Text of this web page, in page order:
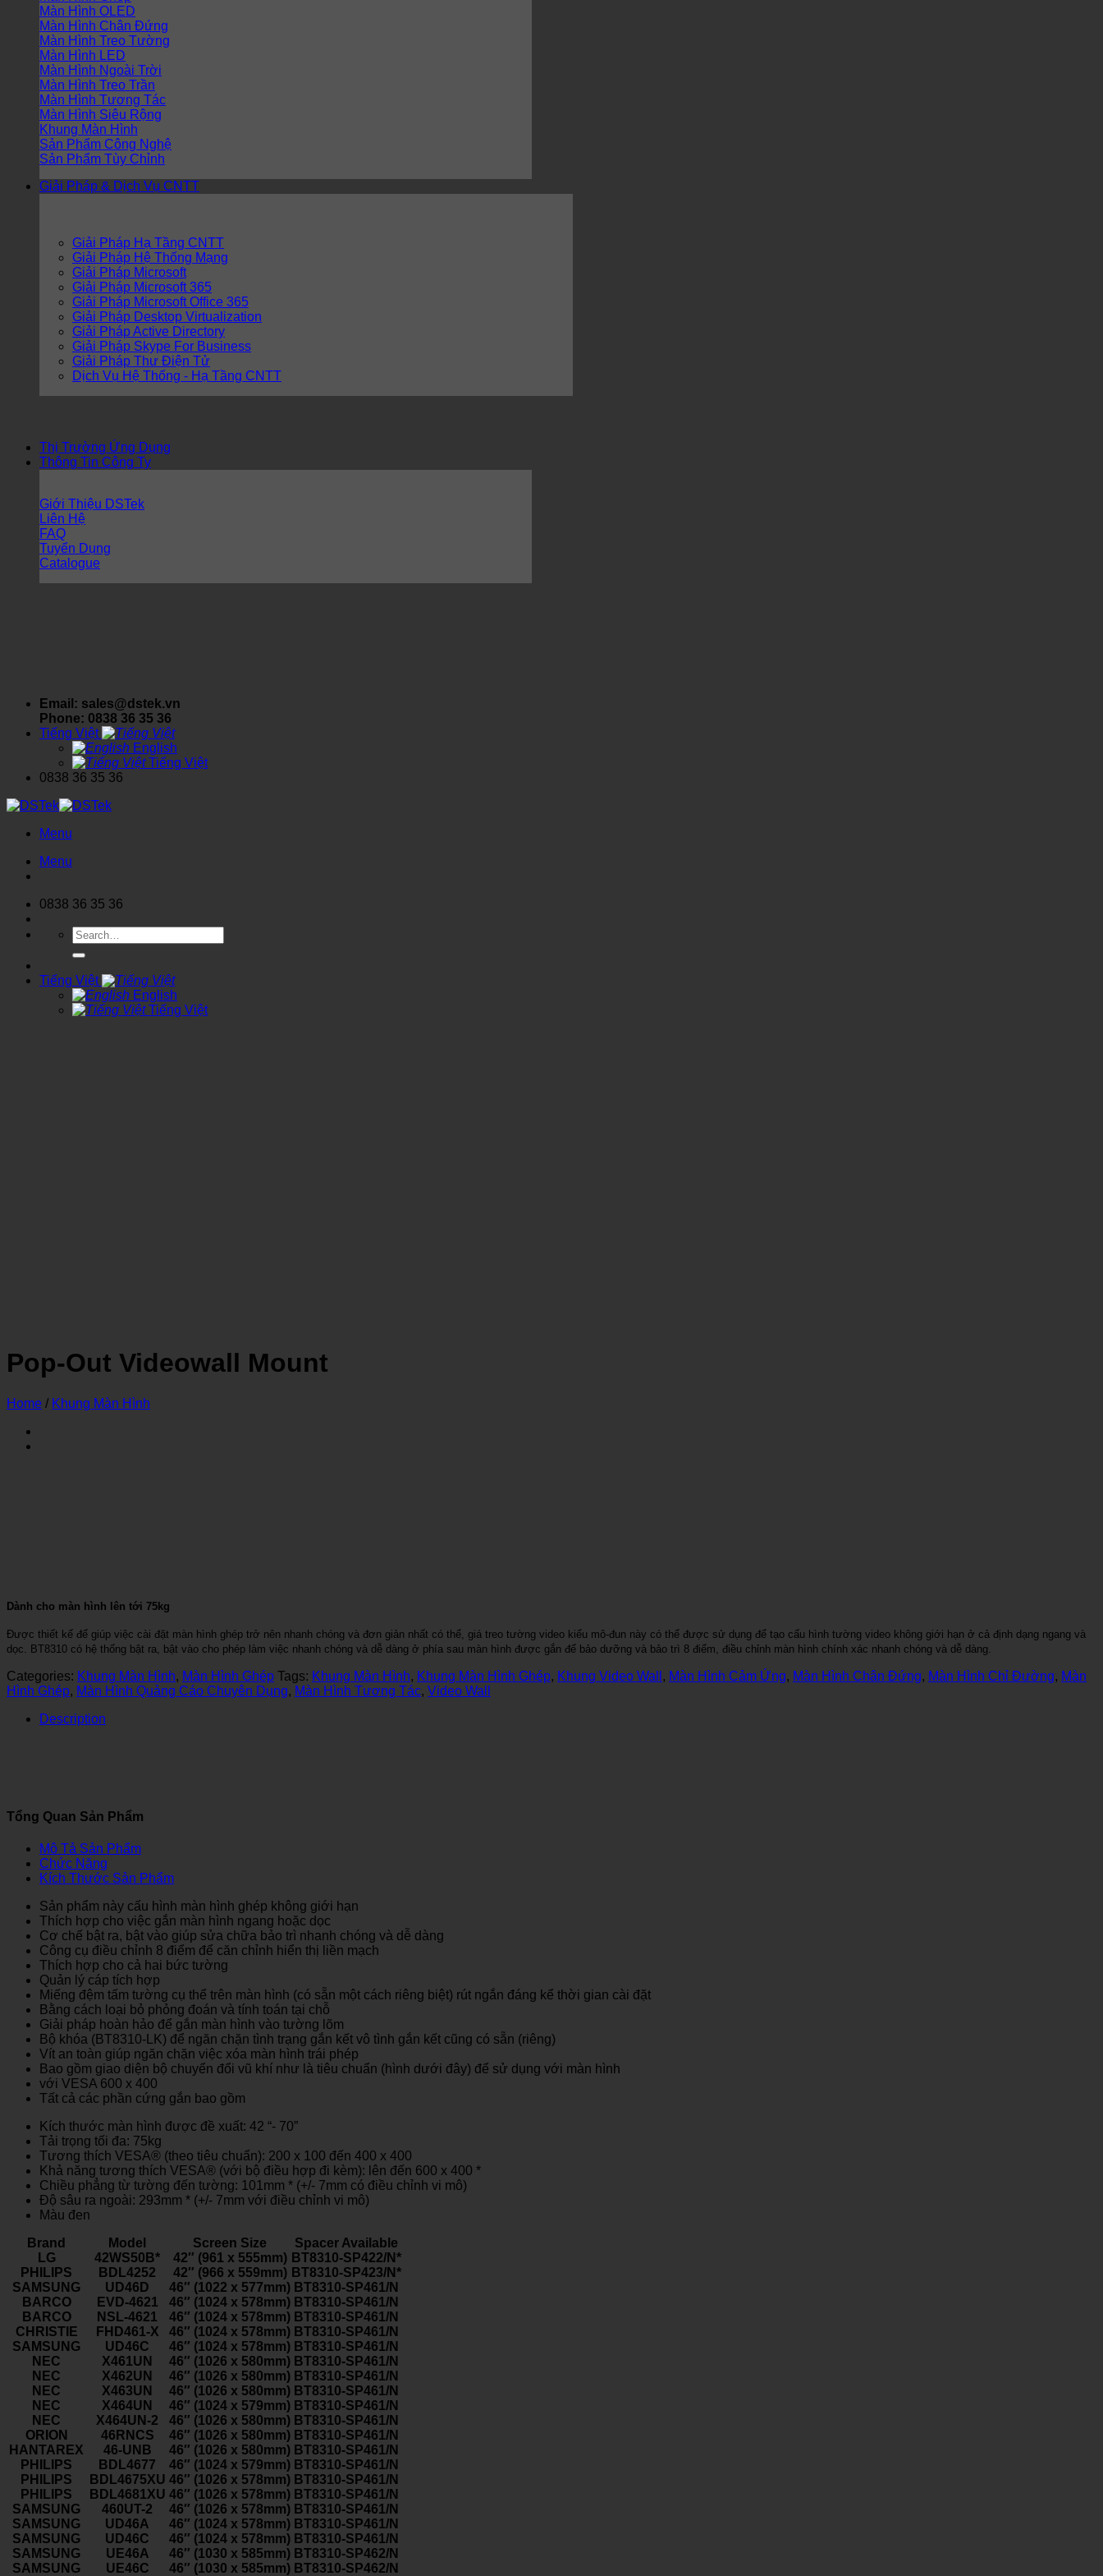
Màn Hình OLED
Màn Hình Chân Đứng
Màn Hình Treo Tường
Màn Hình LED
Màn Hình Ngoài Trời
Màn Hình Treo Trần
Màn Hình Tương Tác
Màn Hình Siêu Rộng
Khung Màn Hình
Sản Phẩm Công Nghệ
Sản Phẩm Tùy Chỉnh
Giải Pháp & Dịch Vụ CNTT
Giải Pháp Hạ Tầng CNTT
Giải Pháp Hệ Thống Mạng
Giải Pháp Microsoft
Giải Pháp Microsoft 365
Giải Pháp Microsoft Office 365
Giải Pháp Desktop Virtualization
Giải Pháp Active Directory
Giải Pháp Skype For Business
Giải Pháp Thư Điện Tử
Dịch Vụ Hệ Thống - Hạ Tầng CNTT
Thị Trường Ứng Dụng
Thông Tin Công Ty
Giới Thiệu DSTek
Liên Hệ
FAQ
Tuyển Dụng
Catalogue
Email: sales@dstek.vn
Phone: 0838 36 35 36
Tiếng Việt
English
Tiếng Việt
0838 36 35 36
Menu
Menu
0838 36 35 36
Search
for:
Tiếng Việt
English
Tiếng Việt
Pop-Out Videowall Mount
Home / Khung Màn Hình
Dành cho màn hình lên tới 75kg
Được thiết kế để giúp việc cài đặt màn hình ghép trở nên nhanh chóng và đơn giản nhất có thể, giá treo tường video kiểu mô-đun này có thể được sử dụng để tạo cấu hình tường video không giới hạn ở cả định dạng ngang và
dọc. BT8310 có hệ thống bật ra, bật vào cho phép làm việc nhanh chóng và dễ dàng ở phía sau màn hình được gắn để bảo dưỡng và bảo trì 8 điểm, điều chỉnh màn hình chính xác nhanh chóng và dễ dàng.
Categories: Khung Màn Hình, Màn Hình Ghép Tags: Khung Màn Hình, Khung Màn Hình Ghép, Khung Video Wall , Màn Hình Cảm Ứng, Màn Hình Chân Đứng, Màn Hình Chỉ Đường, Màn
Hình Ghép, Màn Hình Quảng Cáo Chuyên Dụng, Màn Hình Tương Tác, Video Wall
Description
Tổng Quan Sản Phẩm
Mô Tả Sản Phẩm
Chức Năng
Kích Thước Sản Phẩm
Sản phẩm này cấu hình màn hình ghép không giới hạn
Thích hợp cho việc gắn màn hình ngang hoặc dọc
Cơ chế bật ra, bật vào giúp sửa chữa bảo trì nhanh chóng và dễ dàng
Công cụ điều chỉnh 8 điểm để căn chỉnh hiển thị liền mạch
Thích hợp cho cả hai bức tường
Quản lý cáp tích hợp
Miếng đệm tấm tường cụ thể trên màn hình (có sẵn một cách riêng biệt) rút ngắn đáng kể thời gian cài đặt
Bằng cách loại bỏ phỏng đoán và tính toán tại chỗ
Giải pháp hoàn hảo để gắn màn hình vào tường lõm
Bộ khóa (BT8310-LK) để ngăn chặn tình trạng gắn kết vô tình gắn kết cũng có sẵn (riêng)
Vít an toàn giúp ngăn chặn việc xóa màn hình trái phép
Bao gồm giao diện bộ chuyển đổi vũ khí như là tiêu chuẩn (hình dưới đây) để sử dụng với màn hình
với VESA 600 x 400
Tất cả các phần cứng gắn bao gồm
Kích thước màn hình được đề xuất: 42 “- 70”
Tải trọng tối đa: 75kg
Tương thích VESA® (theo tiêu chuẩn): 200 x 100 đến 400 x 400
Khả năng tương thích VESA® (với bộ điều hợp đi kèm): lên đến 600 x 400 *
Chiều phẳng từ tường đến tường: 101mm * (+/- 7mm có điều chỉnh vi mô)
Độ sâu ra ngoài: 293mm * (+/- 7mm với điều chỉnh vi mô)
Màu đen
Brand
Model Screen Size
Spacer Available
LG
42WS50B* 42″ (961 x 555mm) BT8310-SP422/N*
PHILIPS
BDL4252 42″ (966 x 559mm) BT8310-SP423/N*
SAMSUNG
UD46D 46″ (1022 x 577mm) BT8310-SP461/N
BARCO
EVD-4621 46″ (1024 x 578mm) BT8310-SP461/N
BARCO
NSL-4621 46″ (1024 x 578mm) BT8310-SP461/N
CHRISTIE
FHD461-X 46″ (1024 x 578mm) BT8310-SP461/N
SAMSUNG
UD46C 46″ (1024 x 578mm) BT8310-SP461/N
NEC
X461UN 46″ (1026 x 580mm) BT8310-SP461/N
NEC
X462UN 46″ (1026 x 580mm) BT8310-SP461/N
NEC
X463UN 46″ (1026 x 580mm) BT8310-SP461/N
NEC
X464UN 46″ (1024 x 579mm) BT8310-SP461/N
NEC
X464UN-2 46″ (1026 x 580mm) BT8310-SP461/N
ORION
46RNCS 46″ (1026 x 580mm) BT8310-SP461/N
HANTAREX
46-UNB 46″ (1026 x 580mm) BT8310-SP461/N
PHILIPS
BDL4677 46″ (1024 x 579mm) BT8310-SP461/N
PHILIPS
BDL4675XU 46″ (1026 x 578mm) BT8310-SP461/N
PHILIPS
BDL4681XU 46″ (1026 x 578mm) BT8310-SP461/N
SAMSUNG
460UT-2 46″ (1026 x 578mm) BT8310-SP461/N
SAMSUNG
UD46A 46″ (1024 x 578mm) BT8310-SP461/N
SAMSUNG
UD46C 46″ (1024 x 578mm) BT8310-SP461/N
SAMSUNG
UE46A 46″ (1030 x 585mm) BT8310-SP462/N
SAMSUNG
UE46C 46″ (1030 x 585mm) BT8310-SP462/N